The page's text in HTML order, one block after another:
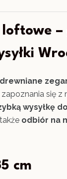
–
drewniane
się z
wysyłkę
odbiór na
cm